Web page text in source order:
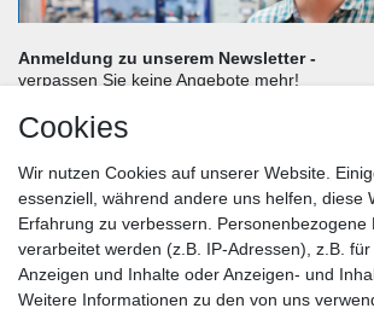
Anmeldung zu unserem Newsletter -
verpassen Sie keine Angebote mehr!
Nachname*
E-Mail*
Cookies
Wir nutzen Cookies auf unserer Website.
essenziell, während andere uns helfen, diese
Erfahrung zu verbessern. Personenbezogene
verarbeitet werden (z.B. IP-Adressen), z.B.
Anzeigen und Inhalte oder Anzeigen- und
Weitere Informationen zu den von uns